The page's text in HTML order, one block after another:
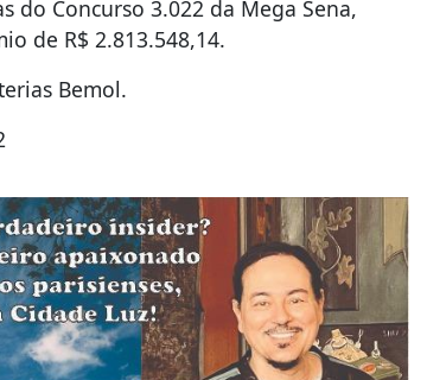
do Concurso 3.022 da Mega Sena,
de R$ 2.813.548,14.
Bemol.